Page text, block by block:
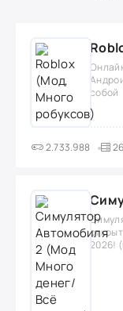
собой
2.733.988
2026!